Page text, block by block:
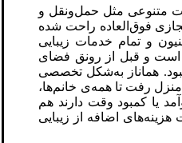
متنوعی مثل حمل‌ونقل و
فوق‌العاده راحت شده
و تمام خدمات زیبایی
است و قبل از رونق فضای
هماناز به‌شکل تخصصی
رفت تا همه‌ی خانم‌ها،
یا کمبود وقت دارند هم
اضافه از زیبایی